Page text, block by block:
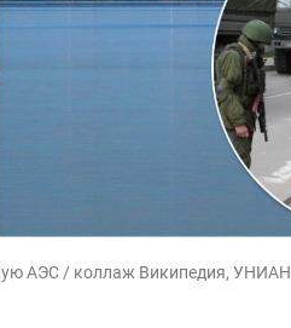
АЭС / коллаж Википедия, УНИАН